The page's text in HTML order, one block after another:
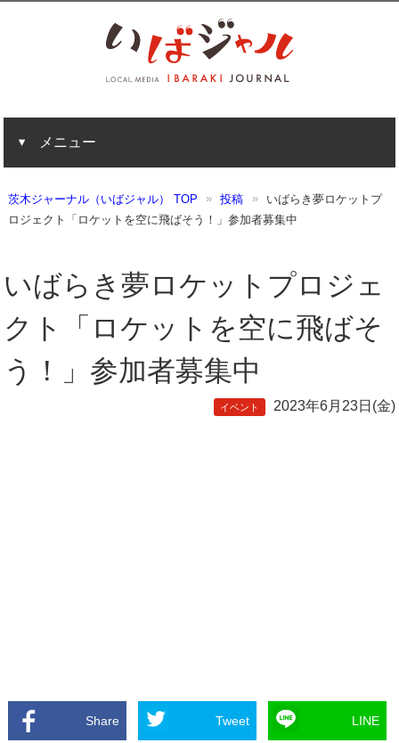
メニュー
茨木ジャーナル（いばジャル） TOP 投稿
いばらき夢ロケットプ
ロジェクト「ロケットを空に飛ばそう！」参加者募集中
いばらき夢ロケットプロジェ
クト「ロケットを空に飛ばそ
う！」参加者募集中
イベント 2023年6月23日(金)
Share Tweet LINE